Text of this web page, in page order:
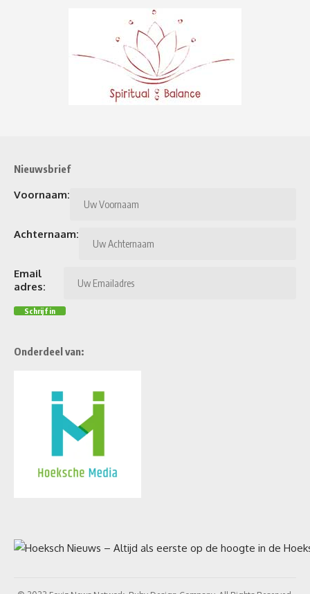
Nieuwsbrief
Voornaam:
Achternaam:
Email
adres:
Onderdeel van: